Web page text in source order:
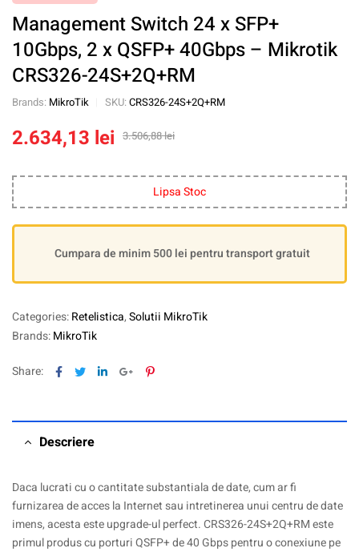
Management Switch 24 x SFP+
10Gbps, 2 x QSFP+ 40Gbps – Mikrotik
CRS326-24S+2Q+RM
Brands: MikroTik SKU: CRS326-24S+2Q+RM
3.506,88lei
2.634,13 lei
Lipsa Stoc
Cumpara de minim 500 lei pentru transport gratuit
Categories:Retelistica,Solutii MikroTik
Brands:MikroTik
Share: Facebook
TwitterLinkedinGoogle+Pinterest
Descriere
Daca lucrati cu o cantitate substantiala de date, cum ar fi
furnizarea de acces la Internet sau intretinerea unui centru de date
imens, acesta este upgrade-ul perfect. CRS326-24S+2Q+RM este
primul produs cu porturi QSFP+ de 40 Gbps pentru o conexiune pe